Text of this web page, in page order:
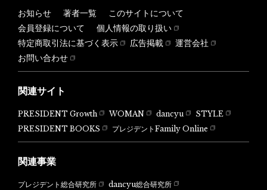
お知らせ 著者一覧
このサイトについて
会員登録について
個人情報の取り扱い
特定商取引法に基づく表示
広告掲載
運営会社
お問い合わせ
関連サイト
PRESIDENT Growth WOMAN dancyu
STYLE
PRESIDENT BOOKS
プレジデントFamily Online
関連事業
プレジデント総合研究所 dancyu総合研究所